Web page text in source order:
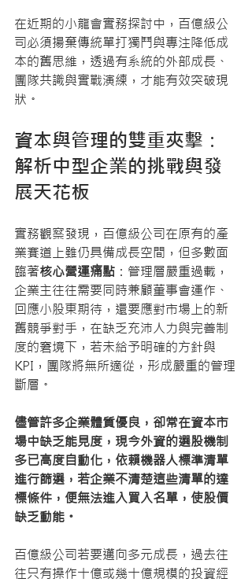
在近期的小龍會實務探討中，百億級公
司必須揚棄傳統單打獨鬥與專注降低成
本的舊思維，透過有系統的外部成長、
團隊共識與實戰演練，才能有效突破現
狀。
資本與管理的雙重夾擊：
解析中型企業的挑戰與發
展天花板
實務觀察發現，百億級公司在原有的產
業賽道上雖仍具備成長空間，但多數面
臨著核心營運痛點 ：管理層嚴重過載，
企業主往往需要同時兼顧董事會運作、
回應小股東期待，還要應對市場上的新
舊競爭對手，在缺乏充沛人力與完善制
度的窘境下，若未給予明確的方針與
KPI，團隊將無所適從，形成嚴重的管理
斷層。
儘管許多企業體質優良，卻常在資本市
場中缺乏能見度，現今外資的選股機制
多已高度自動化，依賴機器人標準清單
進行篩選，若企業不清楚這些清單的達
標條件，便無法進入買入名單，使股價
缺乏動能。
百億級公司若要邁向多元成長，過去往
往只有操作十億或幾十億規模的投資經